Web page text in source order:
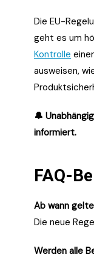
Die EU-
geht es um
Kontrolle
ausweisen,
🔔
informiert.
FAQ-
Ab wann
Die neue
Werden alle